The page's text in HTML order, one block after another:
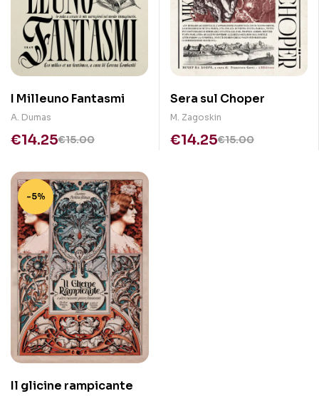
I Milleuno Fantasmi
A. Dumas
€15.00
€14.25
Sera sul Choper
M. Zagoskin
€15.00
€14.25
-5%
Il glicine rampicante